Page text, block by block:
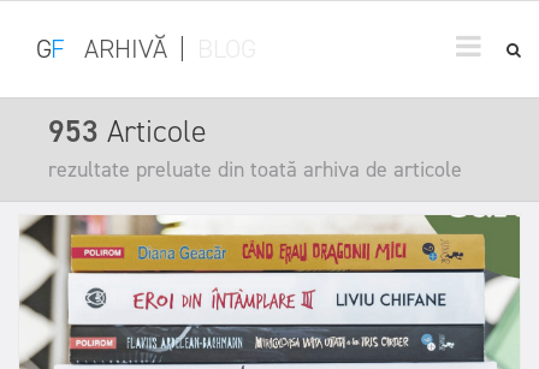
GF ARHIVĂ
953 Articole
rezultate preluate din toată arhiva de articole